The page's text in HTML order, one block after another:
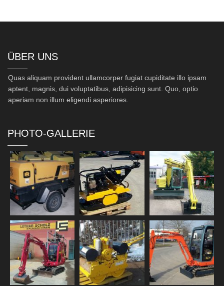
ÜBER UNS
Quas aliquam provident ullamcorper fugiat cupiditate illo ipsam
aptent, magnis, dui voluptatibus, adipisicing sunt. Quo, optio
aperiam non illum eligendi asperiores.
PHOTO-GALLERIE